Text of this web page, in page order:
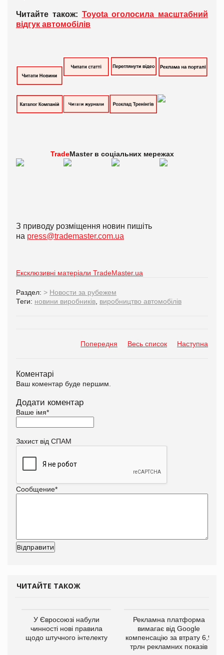
Читайте також: Toyota оголосила масштабний
відгук автомобілів
TradeMaster в соціальних мережах
З приводу розміщення новин пишіть
на press@trademaster.com.ua
Ексклюзивні матеріали TradeMaster.ua
Раздел: > Новости за рубежем
Теги: новини виробників виробництво автомобілів
Попередня Весь список Наступна
Коментарі
Ваш коментар буде першим.
Додати коментар
Ваше імя*
Захист від СПАМ
Сообщение*
ЧИТАЙТЕ ТАКОЖ
У Євросоюзі набули
чинності нові правила
щодо штучного інтелекту
Рекламна платформа
вимагає від Google
компенсацію за втрату 6,9
трлн рекламних показів